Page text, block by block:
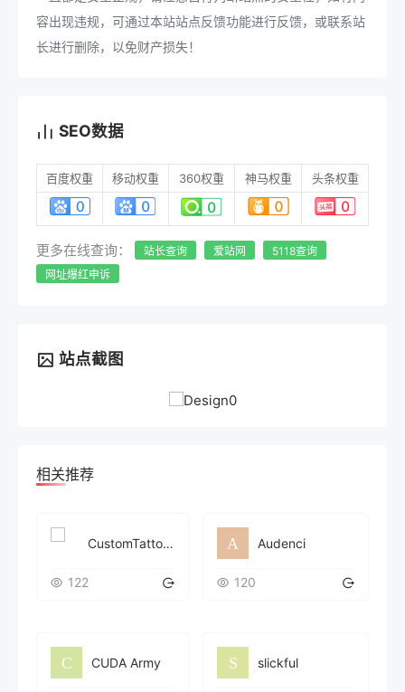
容出现违规，可通过本站站点反馈功能进行反馈，或联系站
长进行删除，以免财产损失！
SEO数据
百度权重 移动权重 360权重 神马权重 头条权重
更多在线查询： 站长查询 爱站网
5118查询
网址爆红申诉
站点截图
相关推荐
CustomTattoo AI
122
Audenci
120
CUDA Army slickful